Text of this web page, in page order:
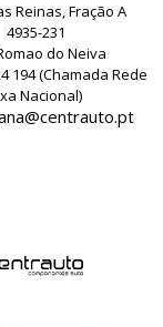
Reinas, Fração A
4935-231
do Neiva
194 (Chamada Rede
Nacional)